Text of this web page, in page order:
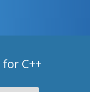
for C++